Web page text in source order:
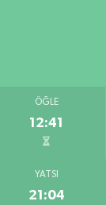
ÖĞLE
12:41
YATSI
21:04